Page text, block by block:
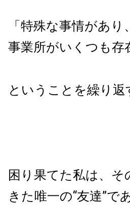
「特殊な事情があ
事業所がいくつも存
ということを繰り返
困り果てた私は、
きた唯一の“友達”で